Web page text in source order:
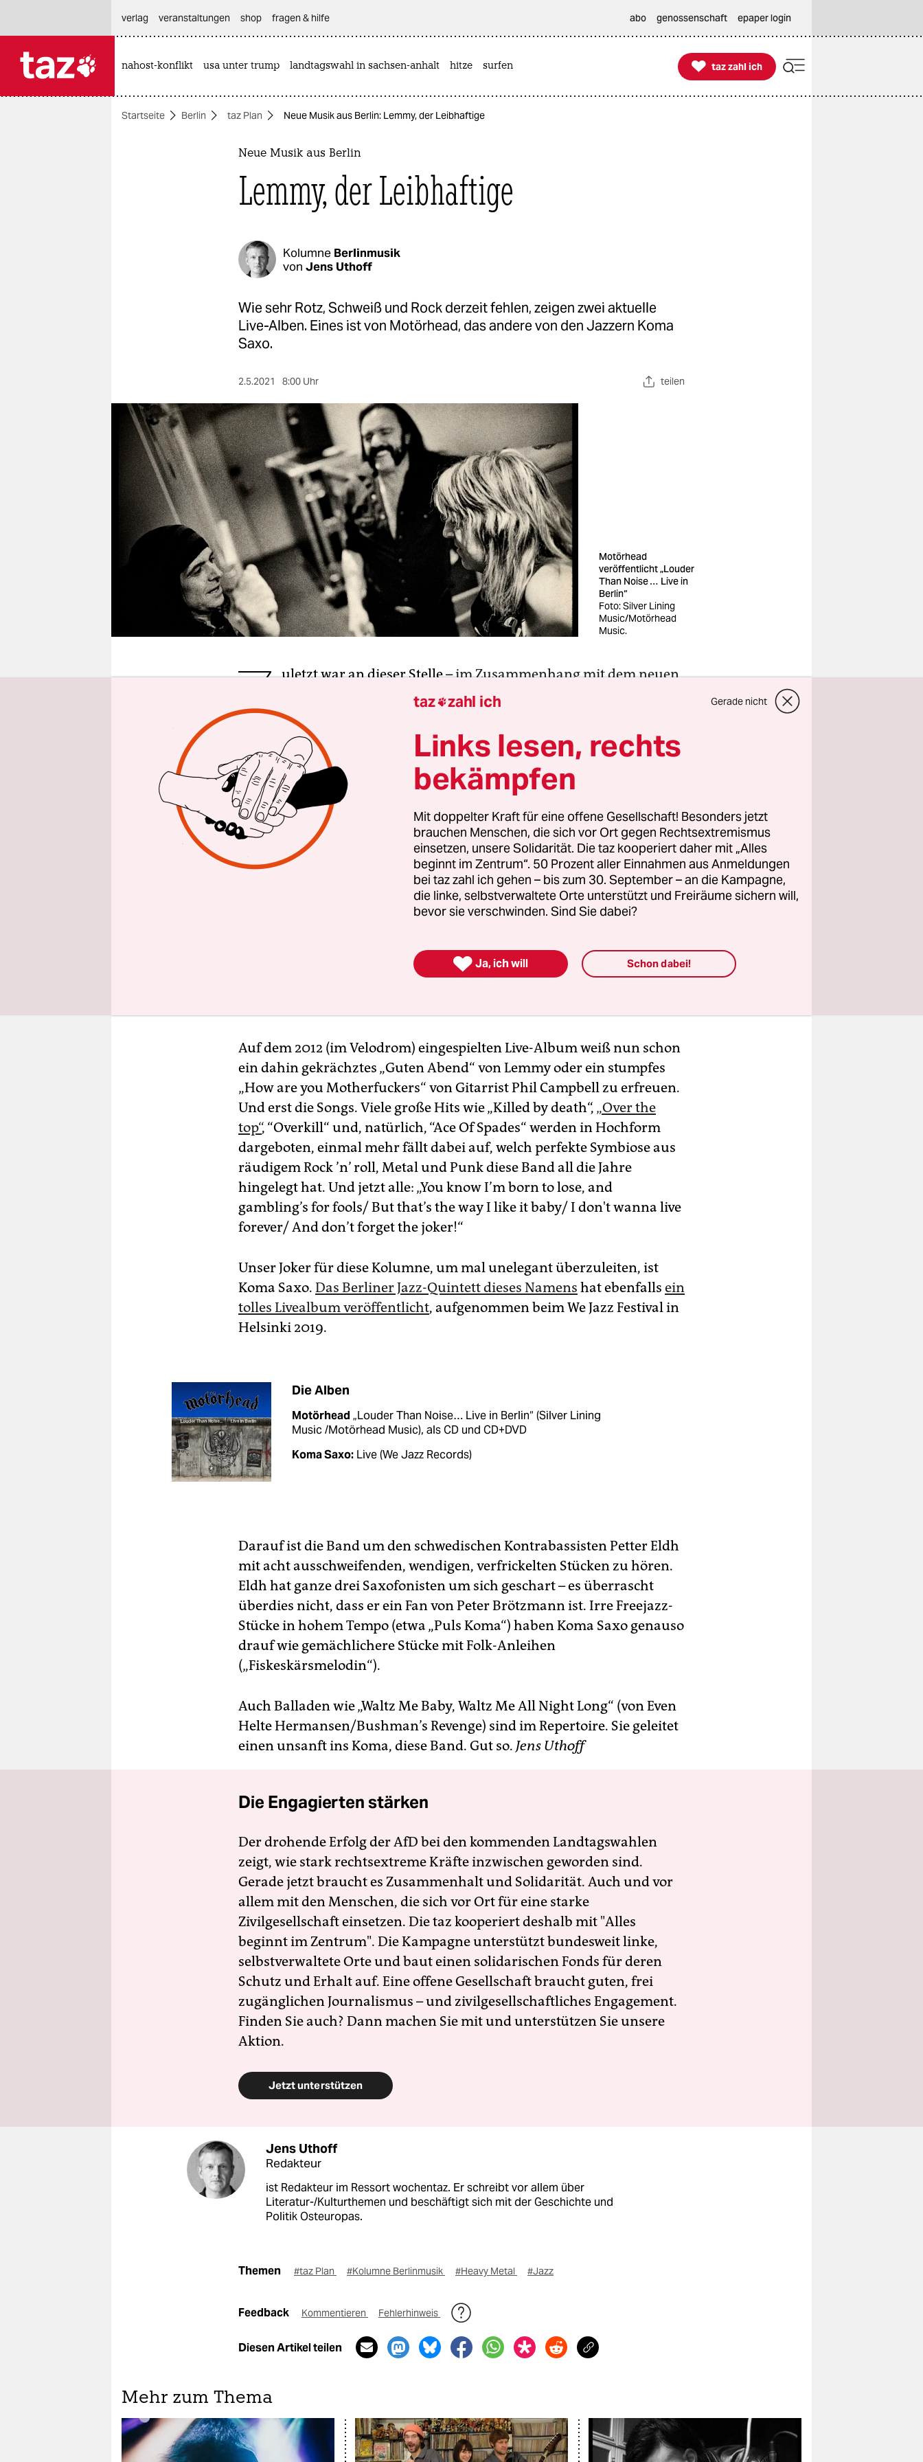
themen
verlag
verlag
veranstaltungen
shop
fragen & hilfe
unterstützen
genossenschaft
verlag
veranstaltungen shop fragen & hilfe abo genossenschaft epaper login
nahost-konflikt usa unter trump landtagswahl in sachsen-anhalt hitze surfen 
taz zahl ich
taz zahl ich
Startseite Berlin taz Plan Neue Musik aus Berlin: Lemmy, der Leibhaftige
Neue Musik aus Berlin
Lemmy, der Leibhaftige
Kolumne Berlinmusik
von Jens Uthoff
Wie sehr Rotz, Schweiß und Rock derzeit fehlen, zeigen zwei aktuelle
Live-Alben. Eines ist von Motörhead, das andere von den Jazzern Koma
Saxo.
2.5.2021 8:00 Uhr teilen
Motörhead
veröffentlicht „Louder
Than Noise … Live in
Berlin“
Foto: Silver Lining
Music/Motörhead
Music.
Z uletzt war an dieser Stelle –im Zusammenhang mit dem neuen
Schneider-TM-Album „The 8 Of Space“
Rede. Daran knüpfen wir gerne an. Denn wie sehr Motörhead
und Lemmy, wie sehr wummernde Lautsprechertürme, wie sehr Rotz
und Schweiß und Rock derzeit fehlen, merkt man, wenn mandas neue
Motörhead-Album „Louder Than Noise … Live in Berlin“
Zu Berlin hatte die Band immer eine besondere Beziehung, eigentlich
konnte man sich darauf verlassen, dass sie Ende des Jahres
irgendwann vorbeikam. Auch ihr letztes Konzert kurz vor Lemmys Tod
hat sie im Dezember 2015 in Berlin gegeben.
erscheint auf taz.de/tazplanund immer Mittwochs und
Freitags in der Printausgabe dertaz.
Auf dem 2012 (im Velodrom) eingespielten Live-Album weiß nun schon
ein dahin gekrächztes „Guten Abend“ von Lemmy oder ein stumpfes
„How are you Motherfuckers“ von Gitarrist Phil Campbell zu erfreuen.
Und erst die Songs. Viele große Hits wie „Killed by death“, „Over the
top“, “Overkill“ und, natürlich, “Ace Of Spades“ werden in Hochform
dargeboten, einmal mehr fällt dabei auf, welch perfekte Symbiose aus
räudigem Rock ’n’ roll, Metal und Punk diese Band all die Jahre
hingelegt hat. Und jetzt alle: „You know I’m born to lose, and
gambling’s for fools/ But that’s the way I like it baby/ I don't wanna live
forever/ And don’t forget the joker!“
Unser Joker für diese Kolumne, um mal unelegant überzuleiten, ist
Koma Saxo. Das Berliner Jazz-Quintett dieses Namens hat ebenfalls ein
tolles Livealbum veröffentlicht, aufgenommen beim We Jazz Festival in
Helsinki 2019.
Die Alben
Motörhead „Louder Than Noise… Live in Berlin“ (Silver Lining
Music /Motörhead Music), als CD und CD+DVD
Koma Saxo:Live (We Jazz Records)
Darauf ist die Band um den schwedischen Kontrabassisten Petter Eldh
mit acht ausschweifenden, wendigen, verfrickelten Stücken zu hören.
Eldh hat ganze drei Saxofonisten um sich geschart – es überrascht
überdies nicht, dass er ein Fan von Peter Brötzmann ist. Irre Freejazz-
Stücke in hohem Tempo (etwa „Puls Koma“) haben Koma Saxo genauso
drauf wie gemächlichere Stücke mit Folk-Anleihen
(„Fiskeskärsmelodin“).
Auch Balladen wie „Waltz Me Baby, Waltz Me All Night Long“ (von Even
Helte Hermansen/Bushman’s Revenge) sind im Repertoire. Sie geleitet
einen unsanft ins Koma, diese Band. Gut so. Jens Uthoff
Die Engagierten stärken
Der drohende Erfolg der AfD bei den kommenden Landtagswahlen
zeigt, wie stark rechtsextreme Kräfte inzwischen geworden sind.
Gerade jetzt braucht es Zusammenhalt und Solidarität. Auch und vor
allem mit den Menschen, die sich vor Ort für eine starke
Zivilgesellschaft einsetzen. Die taz kooperiert deshalb mit "Alles
beginnt im Zentrum". Die Kampagne unterstützt bundesweit linke,
selbstverwaltete Orte und baut einen solidarischen Fonds für deren
Schutz und Erhalt auf. Eine offene Gesellschaft braucht guten, frei
zugänglichen Journalismus – und zivilgesellschaftliches Engagement.
Finden Sie auch? Dann machen Sie mit und unterstützen Sie unsere
Aktion.
Jetzt unterstützen
Jens Uthoff
Redakteur
ist Redakteur im Ressort wochentaz. Er schreibt vor allem über
Literatur-/Kulturthemen und beschäftigt sich mit der Geschichte und
Politik Osteuropas.
Themen #taz Plan #Kolumne Berlinmusik #Heavy Metal #Jazz
Feedback Kommentieren Fehlerhinweis
Diesen Artikel teilen
Mehr zum Thema
taz zahl ich Gerade nicht
Links lesen, rechts
bekämpfen
Mit doppelter Kraft für eine offene Gesellschaft! Besonders jetzt
brauchen Menschen, die sich vor Ort gegen Rechtsextremismus
einsetzen, unsere Solidarität. Die taz kooperiert daher mit „Alles
beginnt im Zentrum“. 50 Prozent aller Einnahmen aus Anmeldungen
bei taz zahl ich gehen – bis zum 30. September – an die Kampagne,
die linke, selbstverwaltete Orte unterstützt und Freiräume sichern will,
bevor sie verschwinden. Sind Sie dabei?
 Ja, ich will Schon dabei!